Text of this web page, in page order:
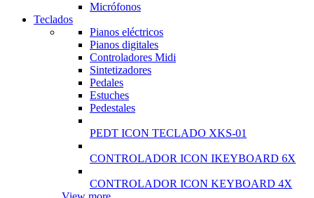
Micrófonos
Teclados
Pianos eléctricos
Pianos digitales
Controladores Midi
Sintetizadores
Pedales
Estuches
Pedestales
PEDT ICON TECLADO XKS-01
CONTROLADOR ICON IKEYBOARD 6X
CONTROLADOR ICON KEYBOARD 4X